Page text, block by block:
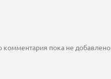
комментария пока не добавлено